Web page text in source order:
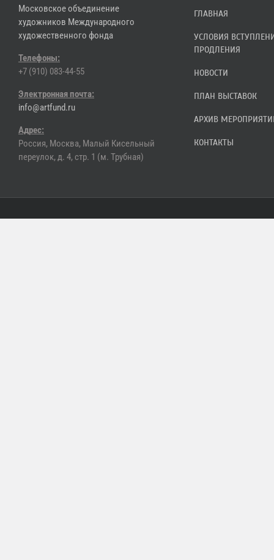
Московское объединение
художников Международного
художественного фонда
Телефоны:
+7 (910) 083-44-55
Электронная почта:
info@artfund.ru
Адрес:
Россия, Москва, Малый Кисельный
переулок, д. 4, стр. 1 (м. Трубная)
ГЛАВНАЯ
УСЛОВИЯ
ПРОДЛЕНИЯ
НОВОСТИ
ПЛАН ВЫСТАВОК
АРХИВ
КОНТАКТЫ